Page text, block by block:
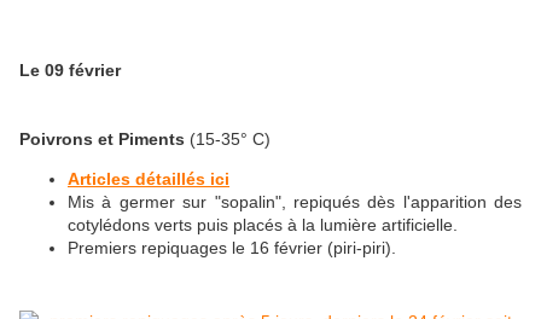
Le 09 février
Poivrons et Piments (15-35° C)
Articles détaillés ici
Mis à germer sur "sopalin", repiqués dès l'apparition des
cotylédons verts puis placés à la lumière artificielle.
Premiers repiquages le 16 février (piri-piri).